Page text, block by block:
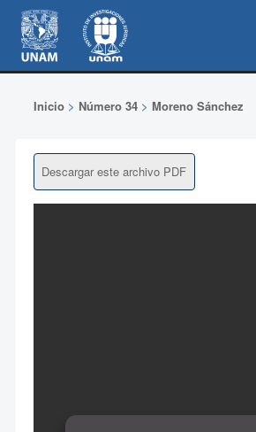
Inicio> Número 34> Moreno Sánchez
Descargar este archivo PDF